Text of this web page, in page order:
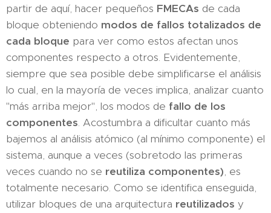
partir de aquí, hacer pequeños FMECAs de cada
bloque obteniendo modos de fallos totalizados de
cada bloque para ver como estos afectan unos
componentes respecto a otros. Evidentemente,
siempre que sea posible debe simplificarse el análisis
lo cual, en la mayoría de veces implica, analizar cuanto
"más arriba mejor", los modos de fallo de los
componentes. Acostumbra a dificultar cuanto más
bajemos al análisis atómico (al mínimo componente) el
sistema, aunque a veces (sobretodo las primeras
veces cuando no se reutiliza componentes), es
totalmente necesario. Como se identifica enseguida,
utilizar bloques de una arquitectura reutilizados y